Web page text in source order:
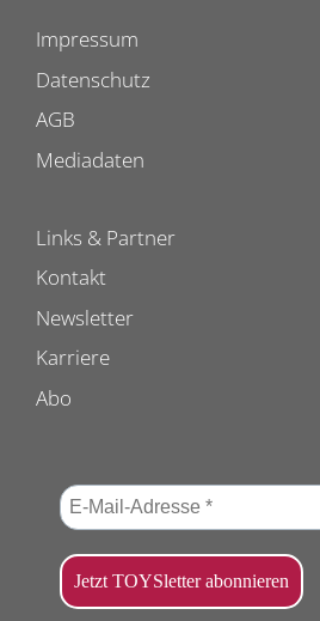
Impressum
Datenschutz
AGB
Mediadaten
Links & Partner
Kontakt
Newsletter
Karriere
Abo